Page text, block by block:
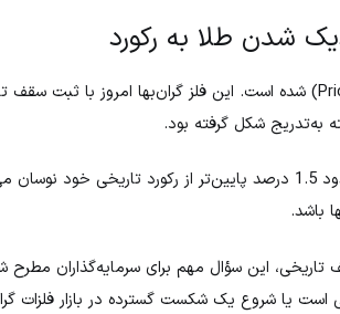
شدن طلا به رکورد
به‌تدریج شکل گرفته بود.
نیز در سکوت خبری، تنها حدود 1.5 درصد پایین‌تر از رکورد
باشد.
تاریخی، این سؤال مهم برای سرمایه‌گذاران
یا شروع یک شکست گسترده در بازار فلزات